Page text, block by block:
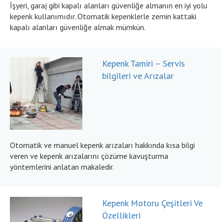
İşyeri, garaj gibi kapalı alanları güvenliğe almanın en iyi yolu
kepenk kullanımıdır. Otomatik kepenklerle zemin kattaki
kapalı alanları güvenliğe almak mümkün.
Kepenk Tamiri – Servis
bilgileri ve Arızalar
Otomatik ve manuel kepenk arızaları hakkında kısa bilgi
veren ve kepenk arızalarını çözüme kavuşturma
yöntemlerini anlatan makaledir.
Kepenk Motoru Çeşitleri Ve
Özellikleri